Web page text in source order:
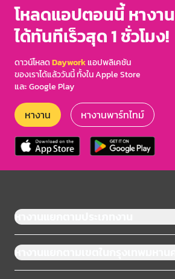
โหลดแอปตอนนี้ หางาน
ได้ทันทีเร็วสุด 1 ชั่วโมง!
ดาวน์โหลดDayworkแอปพลิเคชัน
ของเราได้แล้ววันนี้ ทั้งใน Apple Store
และ Google Play
หางาน หางานพาร์ทไทม์
หางานแยกตามประเภทงาน
หางานแยกตามเขตในกรุงเทพมหานคร